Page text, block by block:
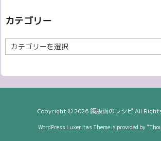
カテゴリー
カ
テ
リ
Copyright ©2026銅版画のレシピAll
WordPress Luxeritas Theme is provided by "